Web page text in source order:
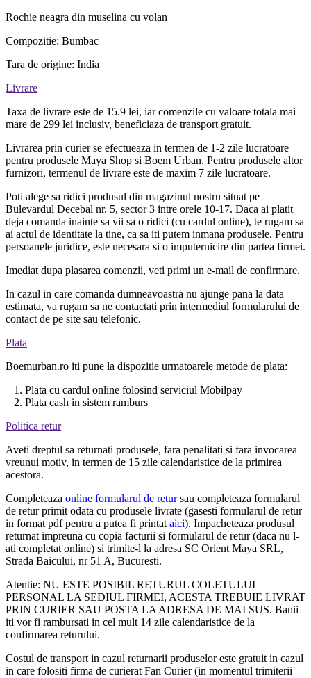
Rochie neagra din muselina cu volan
Compozitie: Bumbac
Tara de origine: India
Livrare
Taxa de livrare este de 15.9 lei, iar comenzile cu valoare totala mai
mare de 299 lei inclusiv, beneficiaza de transport gratuit.
Livrarea prin curier se efectueaza in termen de 1-2 zile lucratoare
pentru produsele Maya Shop si Boem Urban. Pentru produsele altor
furnizori, termenul de livrare este de maxim 7 zile lucratoare.
Poti alege sa ridici produsul din magazinul nostru situat pe
Bulevardul Decebal nr. 5, sector 3 intre orele 10-17. Daca ai platit
deja comanda inainte sa vii sa o ridici (cu cardul online), te rugam sa
ai actul de identitate la tine, ca sa iti putem inmana produsele. Pentru
persoanele juridice, este necesara si o imputernicire din partea firmei.
Imediat dupa plasarea comenzii, veti primi un e-mail de confirmare.
In cazul in care comanda dumneavoastra nu ajunge pana la data
estimata, va rugam sa ne contactati prin intermediul formularului de
contact de pe site sau telefonic.
Plata
Boemurban.ro iti pune la dispozitie urmatoarele metode de plata:
1. Plata cu cardul online folosind serviciul Mobilpay
2. Plata cash in sistem ramburs
Politica retur
Aveti dreptul sa returnati produsele, fara penalitati si fara invocarea
vreunui motiv, in termen de 15 zile calendaristice de la primirea
acestora.
Completeaza online formularul de retursau completeaza formularul
de retur primit odata cu produsele livrate (gasesti formularul de retur
in format pdf pentru a putea fi printat aici). Impacheteaza produsul
returnat impreuna cu copia facturii si formularul de retur (daca nu l-
ati completat online) si trimite-l la adresa SC Orient Maya SRL,
Strada Baicului, nr 51 A, Bucuresti.
Atentie: NU ESTE POSIBIL RETURUL COLETULUI
PERSONAL LA SEDIUL FIRMEI, ACESTA TREBUIE LIVRAT
PRIN CURIER SAU POSTA LA ADRESA DE MAI SUS. Banii
iti vor fi rambursati in cel mult 14 zile calendaristice de la
confirmarea returului.
Costul de transport in cazul returnarii produselor este gratuit in cazul
in care folositi firma de curierat Fan Curier (in momentul trimiterii